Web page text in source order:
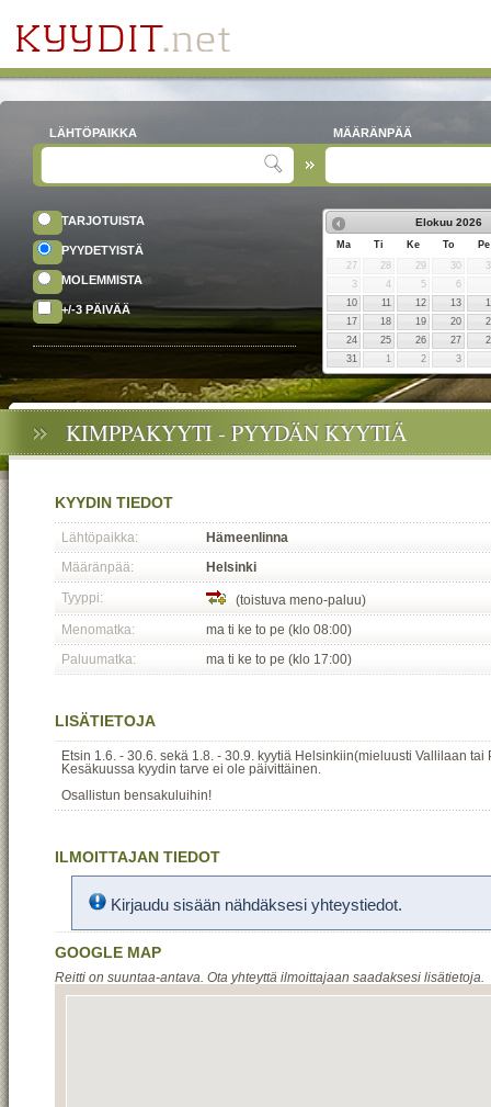
LÄHTÖPAIKKA MÄÄRÄNPÄÄ
TARJOTUISTA
PYYDETYISTÄ
MOLEMMISTA
+/-3 PÄIVÄÄ
Elokuu 2026
Ma Ti Ke To
Pe
27
28 29 30
3
4 5
6
10
11 12 13
17
18 19 20
24
25 26 27
31
1 2 3
KIMPPAKYYTI - PYYDÄN KYYTIÄ
KYYDIN TIEDOT
Lähtöpaikka:
Hämeenlinna
Määränpää:
Helsinki
Tyyppi:
(toistuva meno-paluu)
Menomatka:
ma ti ke to pe (klo 08:00)
Paluumatka:
ma ti ke to pe (klo 17:00)
LISÄTIETOJA
Etsin 1.6. - 30.6. sekä 1.8. - 30.9. kyytiä Helsinkiin(mieluusti Vallilaan tai
Kesäkuussa kyydin tarve ei ole päivittäinen.
Osallistun bensakuluihin!
ILMOITTAJAN TIEDOT
Kirjaudu sisään nähdäksesi yhteystiedot.
GOOGLE MAP
Reitti on suuntaa-antava. Ota yhteyttä ilmoittajaan saadaksesi lisätietoja.